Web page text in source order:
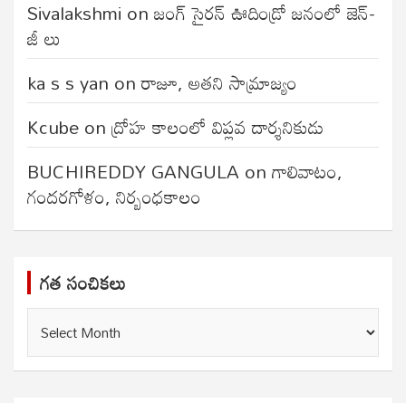
Sivalakshmi onజంగ్‌ సైరన్‌ ఊదిండ్రో జనంలో జెన్-
జీ లు
ka s s yan onరాజూ, అతని సామ్రాజ్యం
Kcubeonద్రోహ కాలంలో విప్లవ దార్శనికుడు
BUCHIREDDY GANGULA onగాలివాటం,
గందరగోళం, నిర్బంధకాలం
గత సంచికలు
గత
సంచికలు